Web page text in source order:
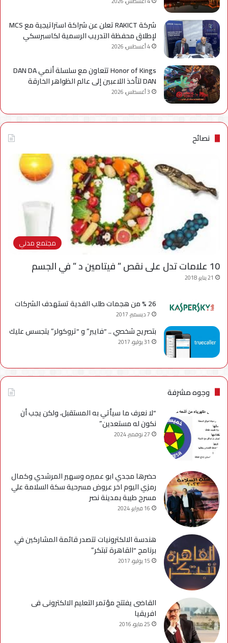
شركة RAKICT تعلن عن شراكة استراتيجية مع MCS
لإطلاق محفظة التدريب الرسمية لكاسبرسكي
4 أغسطس، 2026
Honor of Kings تتعاون مع سلسلة أنمي DAN DA
DAN لتأخذ اللاعبين إلى عالم الظواهر الخارقة
3 أغسطس، 2026
نصائح
مجتمع مدني
10 علامات تدل على نقص ” فيتامين د ” في الجسم
21 يناير، 2018
26 % من هجمات طلب الفدية تستهدف الشركات
7 ديسمبر، 2017
بتصريح شخصي .. “فايبر” و “تروكولر” يتجسس عليك
31 يوليو، 2017
وجوه مشرفة
“لا نعرف ما سيأتي به المستقبل، ولكن يجب أن
نكون له مستعدين”
27 نوفمبر، 2024
حضرها مجدي ابو عميره وسهير المرشدي وكمال
رمزي اليوم اخر عروض مسرحية سكة السلامة علي
مسرح طيبة بمدينة نصر
16 فبراير، 2024
هندسة الالكترونيات تتصدر قائمة المشاركين في
برنامج “القاهرة تبتكر”
15 يوليو، 2017
القاضى يفتتح مؤتمر التعليم الالكترونى فى
افريقيا
25 مايو، 2016